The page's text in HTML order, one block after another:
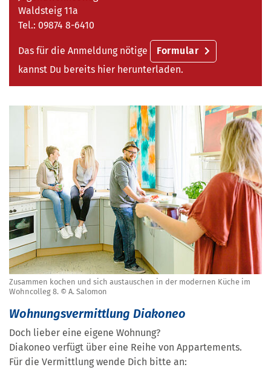
Waldsteig 11a
Tel.: 09874 8-6410
Das für die Anmeldung nötige
Formular
kannst Du bereits hier herunterladen.
Zusammen kochen und sich austauschen in der modernen Küche im
Wohncolleg 8. © A. Salomon
Wohnungsvermittlung Diakoneo
Doch lieber eine eigene Wohnung?
Diakoneo verfügt über eine Reihe von Appartements.
Für die Vermittlung wende Dich bitte an: